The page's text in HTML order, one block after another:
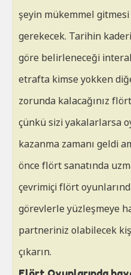
şeyin mükemmel gitmesi
gerekecek. Tarihin
göre belirleneceği
etrafta kimse yokken
zorunda kalacağınız
çünkü sizi yakalarlarsa
kazanma zamanı geldi
önce flört sanatında
çevrimiçi flört
görevlerle yüzleşmeye
partneriniz olabilecek
çıkarın.